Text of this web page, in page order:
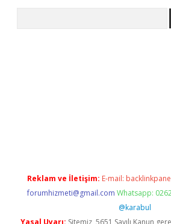
Reklam ve İletişim: E-mail:
forumhizmeti@gmail.com Whatsapp:
@karabul
Yasal Uyarı: Sitemiz, 5651 Sayılı Kanun